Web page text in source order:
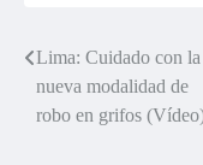
Navegación
de
Lima: Cuidado con la
nueva modalidad de
robo en grifos